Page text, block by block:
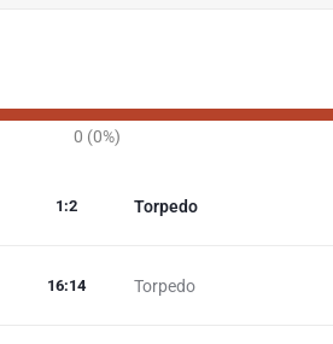
0 (0%)
Torpedo
1 :2
Torpedo
16:14